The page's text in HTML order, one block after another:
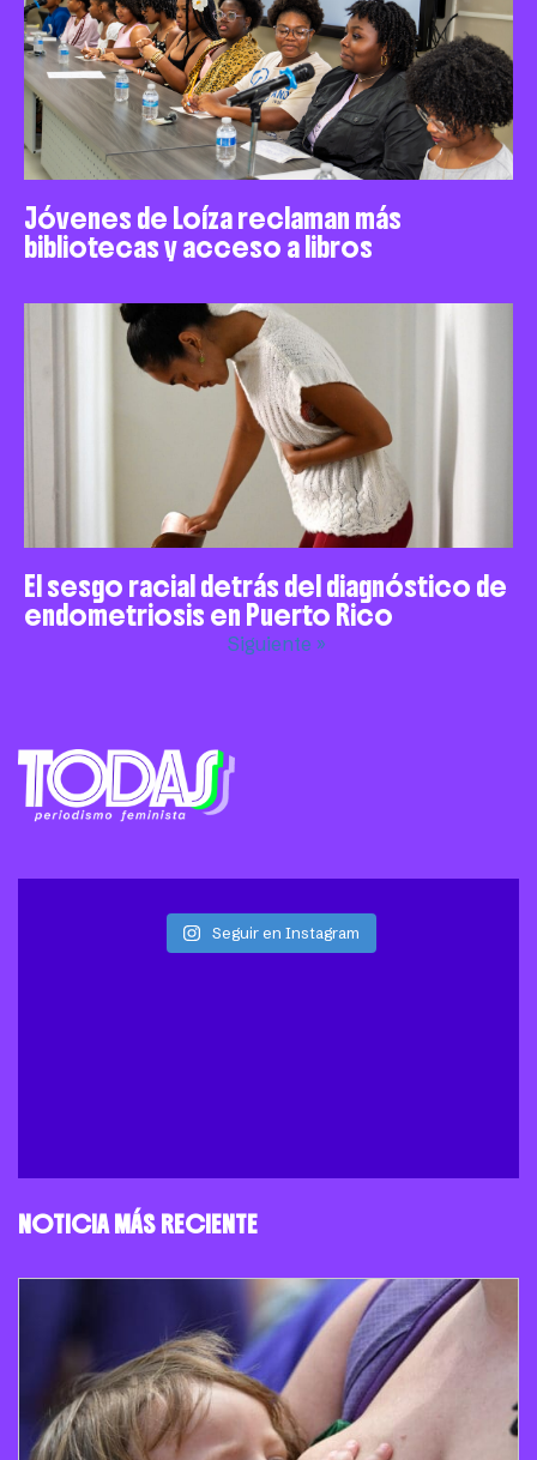
Jóvenes de Loíza reclaman más
bibliotecas y acceso a libros
El sesgo racial detrás del diagnóstico de
endometriosis en Puerto Rico
Siguiente »
Seguir en Instagram
NOTICIA MÁS RECIENTE